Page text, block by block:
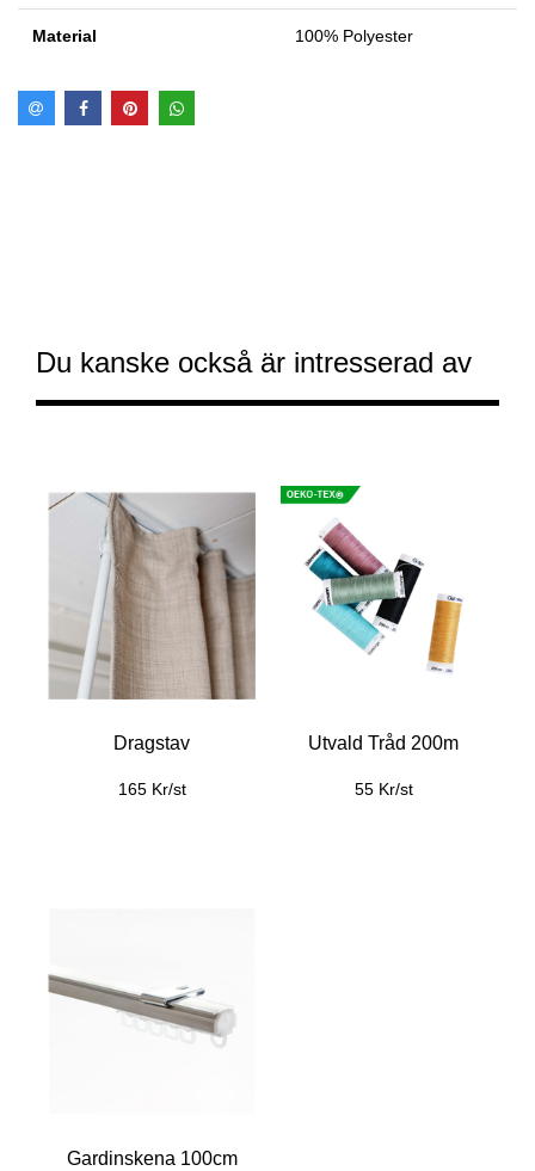
Material 100% Polyester
Du kanske också är intresserad av
Dragstav
165 Kr/st
Utvald Tråd 200m
55 Kr/st
Gardinskena 100cm